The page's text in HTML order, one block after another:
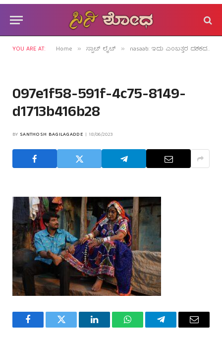
YOU ARE AT: Home » ಸ್ಪಾಟ್ ಲೈಟ್ » nasaab: ಇದು ಎಂಬತ್ತರ ದಶಕದ ಸಾಧಕನ ನೈಜ ಕಥೆ!
097e1f58-591f-4c75-8149-
d1713b416b28
BY SANTHOSH BAGILAGADDE 18/06/2023
FacebookTwitter LinkedInWhatsAppTelegramEmail